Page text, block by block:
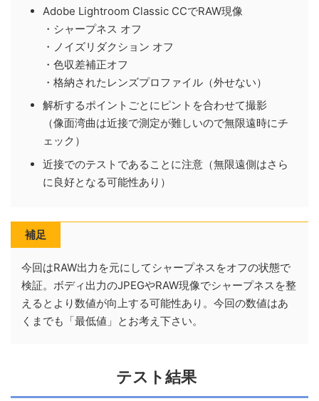
Adobe Lightroom Classic CCでRAW現像
・シャープネス オフ
・ノイズリダクション オフ
・色収差補正オフ
・格納されたレンズプロファイル（外せない）
解析するポイントごとにピントを合わせて撮影
（像面湾曲は近接で測定が難しいので無限遠時にチ
ェック）
近接でのテストであることに注意（無限遠側はさら
に良好となる可能性あり）
補足
今回はRAW出力を元にしてシャープネスをオフの状態で
検証。ボディ出力のJPEGやRAW現像でシャープネスを整
えるとより数値が向上する可能性あり。今回の数値はあ
くまでも「最低値」とお考え下さい。
テスト結果